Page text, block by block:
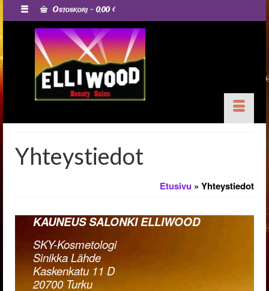
Ostoskori- 0,00€
Yhteystiedot
Etusivu » Yhteystiedot
KAUNEUS SALONKI ELLIWOOD
SKY-Kosmetologi
Sinikka Lähde
Kaskenkatu 11 D
20700 Turku